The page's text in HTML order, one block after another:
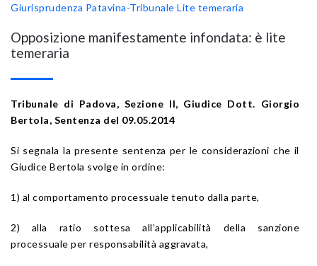
Giurisprudenza Patavina-Tribunale Lite temeraria
Opposizione manifestamente infondata: è lite
temeraria
Tribunale di Padova, Sezione II, Giudice Dott. Giorgio
Bertola, Sentenza del 09.05.2014
Si segnala la presente sentenza per le considerazioni che il
Giudice Bertola svolge in ordine:
1) al comportamento processuale tenuto dalla parte,
2) alla ratio sottesa all’applicabilità della sanzione
processuale per responsabilità aggravata,